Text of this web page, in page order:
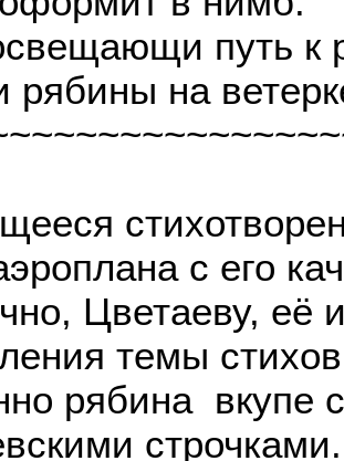
путь к
рябины на
с его
Цветаеву, её
темы
рябина вкупе